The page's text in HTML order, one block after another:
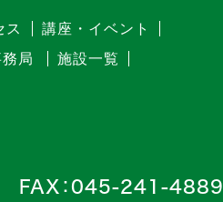
ス
講座・イベント
局 施設一覧
FAX：045-241-4889